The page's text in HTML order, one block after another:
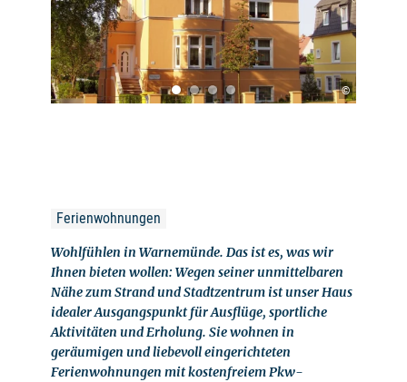
©
Ferienwohnungen
Wohlfühlen in Warnemünde. Das ist es, was wir
Ihnen bieten wollen: Wegen seiner unmittelbaren
Nähe zum Strand und Stadtzentrum ist unser Haus
idealer Ausgangspunkt für Ausflüge, sportliche
Aktivitäten und Erholung. Sie wohnen in
geräumigen und liebevoll eingerichteten
Ferienwohnungen mit kostenfreiem Pkw-